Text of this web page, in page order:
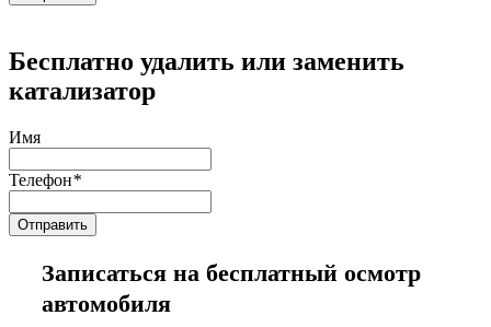
Бесплатно удалить или заменить
катализатор
Имя
Телефон*
Записаться на бесплатный осмотр
автомобиля